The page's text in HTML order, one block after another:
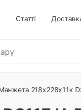
Статті
218х228х11к